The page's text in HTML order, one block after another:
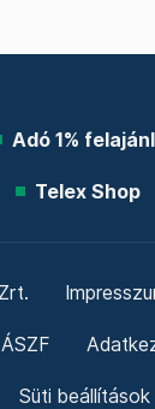
Adó 1%
Telex Shop
ÁSZF
Süti beállítások